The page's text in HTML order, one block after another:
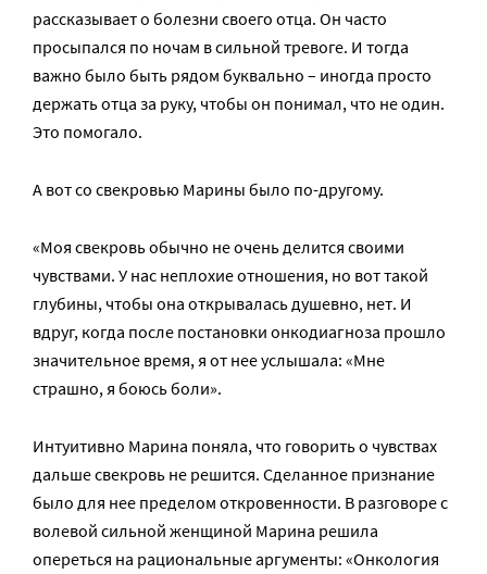
рассказывает о болезни своего отца. Он часто
просыпался по ночам в сильной тревоге. И тогда
важно было быть рядом буквально – иногда просто
держать отца за руку, чтобы он понимал, что не один.
Это помогало.
А вот со свекровью Марины было по-другому.
«Моя свекровь обычно не очень делится своими
чувствами. У нас неплохие отношения, но вот такой
глубины, чтобы она открывалась душевно, нет. И
вдруг, когда после постановки онкодиагноза прошло
значительное время, я от нее услышала: «Мне
страшно, я боюсь боли».
Интуитивно Марина поняла, что говорить о чувствах
дальше свекровь не решится. Сделанное признание
было для нее пределом откровенности. В разговоре с
волевой сильной женщиной Марина решила
опереться на рациональные аргументы: «Онкология